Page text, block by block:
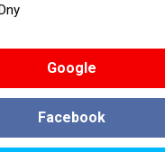
Google
Facebook